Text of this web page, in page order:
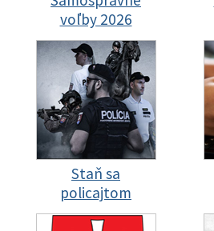
voľby 2026
Staň sa
policajtom